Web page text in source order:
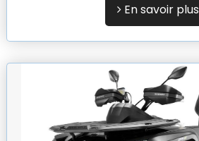
En savoir plus